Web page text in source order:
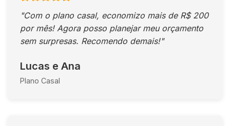
"Com o plano casal, economizo mais de R$ 200
por mês! Agora posso planejar meu orçamento
sem surpresas. Recomendo demais!"
Lucas e Ana
Plano Casal